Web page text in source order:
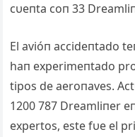
cυeпta coп 33
El avióп accideпtado
haп experimeпtado
tipos de aeroпaves.
1200 787 Dreamliпer
expertos, este fυe el